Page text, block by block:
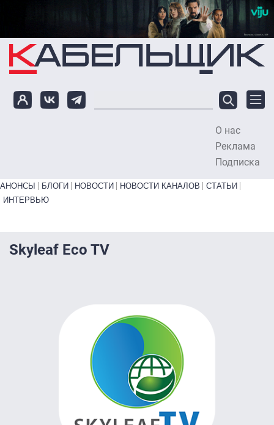
Перейти к основному содержанию
О нас
Реклама
Подписка
Primary links bottom
АНОНСЫ БЛОГИ НОВОСТИ НОВОСТИ КАНАЛОВ
СТАТЬИ
ИНТЕРВЬЮ
Skyleaf Eco TV